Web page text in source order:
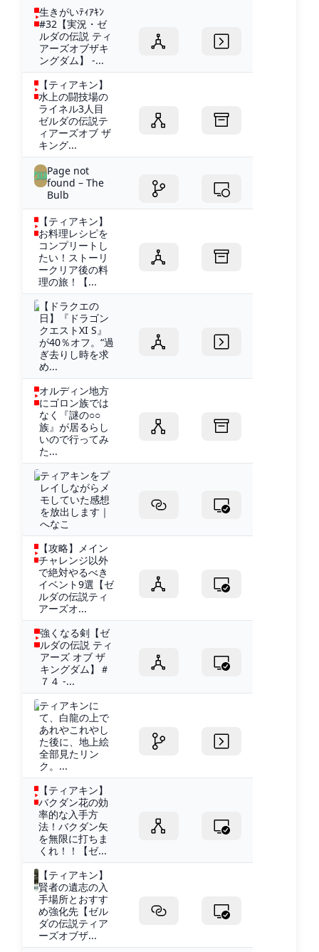
生きがいﾃｨｱｷﾝ
#32【実況・ゼ
ルダの伝説 ティ
アーズオブザキ
ングダム】 -...
【ティアキン】
水上の闘技場の
ライネル3人目
ゼルダの伝説テ
ィアーズオブ ザ
キング...
Page not
found – The
Bulb
【ティアキン】
お料理レシピを
コンプリートし
たい！ストーリ
ークリア後の料
理の旅！【...
【ドラクエの
日】『ドラゴン
クエストXI S』
が40％オフ。“過
ぎ去りし時を求
め...
オルディン地方
にゴロン族では
なく『謎の○○
族』が居るらし
いので行ってみ
た...
ティアキンをプ
レイしながらメ
モしていた感想
を放出します｜
へなこ
【攻略】メイン
チャレンジ以外
で絶対やるべき
イベント9選【ゼ
ルダの伝説ティ
アーズオ...
強くなる剣【ゼ
ルダの伝説 ティ
アーズ オブ ザ
キングダム】＃
７４ -...
ティアキンに
て、白龍の上で
あれやこれやし
た後に、地上絵
全部見たリン
ク。...
【ティアキン】
バクダン花の効
率的な入手方
法！バクダン矢
を無限に打ちま
くれ！！【ゼ...
【ティアキン】
賢者の遺志の入
手場所とおすす
め強化先【ゼル
ダの伝説ティア
ーズオブザ...